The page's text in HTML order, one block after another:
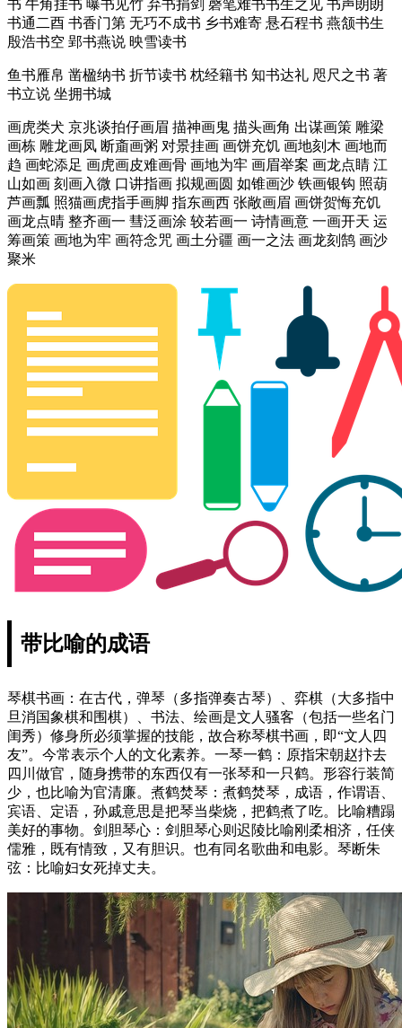
书 牛角挂书 曝书见竹 弃书捐剑 磬笔难书书生之见 书声朗朗
书通二酉 书香门第 无巧不成书 乡书难寄 悬石程书 燕颔书生
殷浩书空 郢书燕说 映雪读书
鱼书雁帛 凿楹纳书 折节读书 枕经籍书 知书达礼 咫尺之书 著
书立说 坐拥书城
画虎类犬 京兆谈拍仔画眉 描神画鬼 描头画角 出谋画策 雕梁
画栋 雕龙画凤 断齑画粥 对景挂画 画饼充饥 画地刻木 画地而
趋 画蛇添足 画虎画皮难画骨 画地为牢 画眉举案 画龙点睛 江
山如画 刻画入微 口讲指画 拟规画圆 如锥画沙 铁画银钩 照葫
芦画瓢 照猫画虎指手画脚 指东画西 张敞画眉 画饼贺悔充饥
画龙点晴 整齐画一 彗泛画涂 较若画一 诗情画意 一画开天 运
筹画策 画地为牢 画符念咒 画土分疆 画一之法 画龙刻鹄 画沙
聚米
带比喻的成语
琴棋书画：在古代，弹琴（多指弹奏古琴）、弈棋（大多指中
旦消国象棋和围棋）、书法、绘画是文人骚客（包括一些名门
闺秀）修身所必须掌握的技能，故合称琴棋书画，即“文人四
友”。今常表示个人的文化素养。一琴一鹤：原指宋朝赵抃去
四川做官，随身携带的东西仅有一张琴和一只鹤。形容行装简
少，也比喻为官清廉。煮鹤焚琴：煮鹤焚琴，成语，作谓语、
宾语、定语，孙戚意思是把琴当柴烧，把鹤煮了吃。比喻糟蹋
美好的事物。剑胆琴心：剑胆琴心则迟陵比喻刚柔相济，任侠
儒雅，既有情致，又有胆识。也有同名歌曲和电影。琴断朱
弦：比喻妇女死掉丈夫。